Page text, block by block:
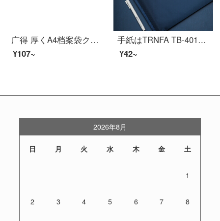
广得 厚くA4档案袋クラフト紙 厚く投标文件资料袋 档案封面纸 オフィス用品 背脊3CM宽 20个装
¥107~
手紙はTRNFA TB-401を出します。A 4オックスフォードの布袋の書類袋を包装します。手提げ袋ジッパーの資料が厚いです。
¥42~
2026年8月
日 月 火 水 木 金 土
1
2 3 4 5 6 7 8